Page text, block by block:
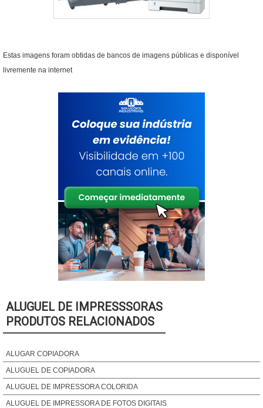
Estas imagens foram obtidas de bancos de imagens públicas e disponível
livremente na internet
ALUGUEL DE IMPRESSSORAS
PRODUTOS RELACIONADOS
ALUGAR COPIADORA
ALUGUEL DE COPIADORA
ALUGUEL DE IMPRESSORA COLORIDA
ALUGUEL DE IMPRESSORA DE FOTOS DIGITAIS